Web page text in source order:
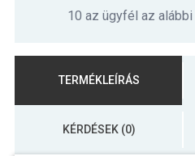
10 az ügyfél az
TERMÉKLEÍRÁS
KÉRDÉSEK (0)